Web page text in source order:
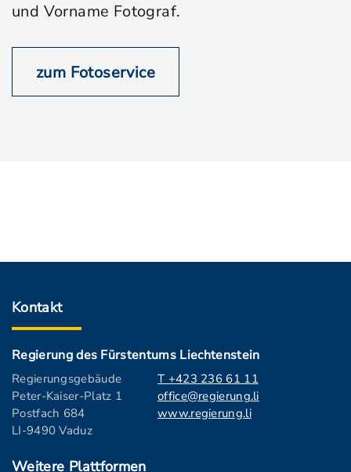
und Vorname Fotograf.
zum Fotoservice
Kontakt
Regierung des Fürstentums Liechtenstein
Regierungsgebäude
Peter-Kaiser-Platz 1
Postfach 684
LI-9490 Vaduz
T +423 236 61 11
office@regierung.li
www.regierung.li
Weitere Plattformen